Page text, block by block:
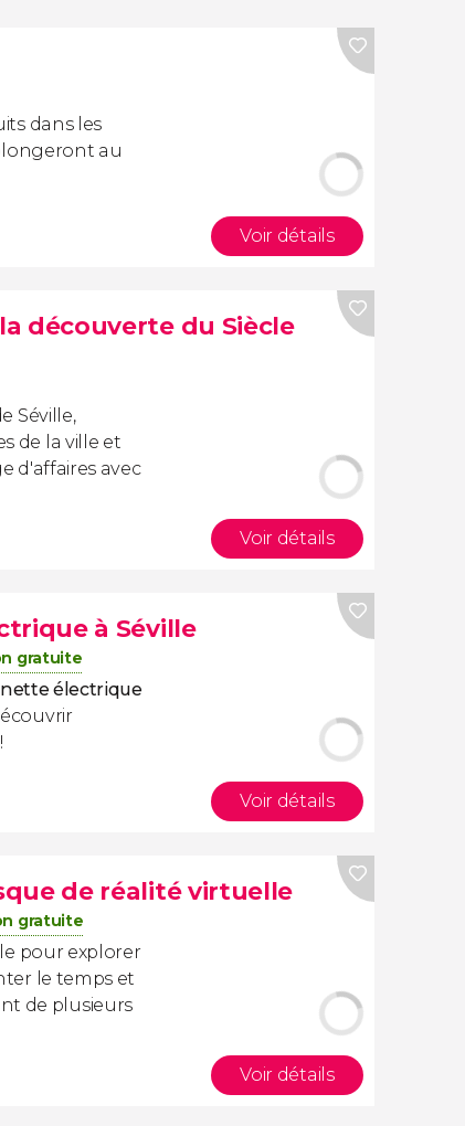
dans les
au
Voir détails
découverte du Siècle
Séville,
de la ville et
d'affaires avec
Voir détails
à Séville
gratuite
électrique
Voir détails
de réalité virtuelle
gratuite
pour explorer
le temps et
de plusieurs
Voir détails